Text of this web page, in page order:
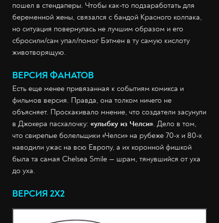
пошел в стендаперы. Чтобы как-то подзаработать для
беременной жены, связался с бандой Красного колпака,
но ситуация повернулась не лучшим образом и его
сбросили/сам упал/помог Бэтмен в ту самую кислоту
животворящую.
ВЕРСИЯ ФАНАТОВ
Есть еще менее привязанная к событиям комикса и
фильмов версия. Правда, она толком ничего не
объясняет. Проскакивало мнение, что создатели засунули
в Джокера пасхалочку: «улыбку из Челси». Дело в том,
что свирепые болельщики «Челси» на рубеже 70-х и 80-х
наводили ужас на всю Европу, а их коронной фишкой
была та самая Chelsea Smile — шрам, тянувшийся от уха
до уха.
ВЕРСИЯ 2Х2